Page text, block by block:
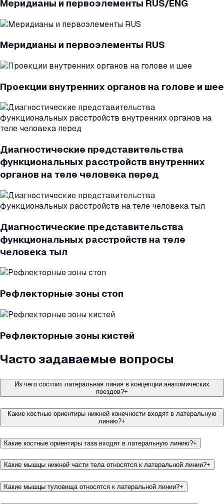
Меридианы и первоэлементы RUS/ENG
Меридианы и первоэлементы RUS
Проекции внутренних органов на голове и шее
Диагностические представительства
функциональных расстройств внутренних
органов на теле человека перед
Диагностические представительства
функциональных расстройств на теле
человека тыл
Рефлекторные зоны стоп
Рефлекторные зоны кистей
Часто задаваемые вопросы
Из чего состоит латеральная линия в концепции анатомических
поездов?+
Какие костные ориентиры нижней конечности входят в латеральную
линию?+
Какие костные ориентиры таза входят в латеральную линию?+
Какие мышцы нижней части тела относятся к латеральной линии?+
Какие мышцы туловища относятся к латеральной линии?+